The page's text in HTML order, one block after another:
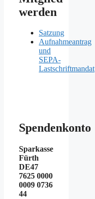
werden
Satzung
Aufnahmeantrag
und
SEPA-
Lastschriftmandat
Spendenkonto
Sparkasse
Fürth
DE47
7625 0000
0009 0736
44